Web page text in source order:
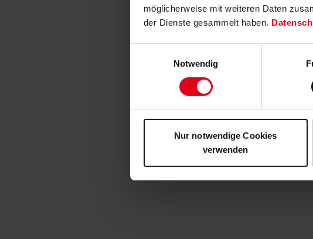
möglicherweise mit weiteren Daten
der Dienste gesammelt haben.
Notwendig
Nur notwendige Cookies
verwenden